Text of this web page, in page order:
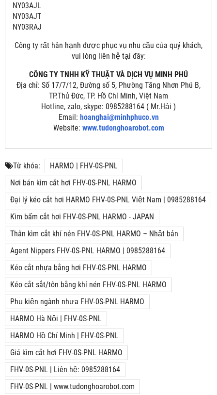
NY03AJL
NY03AJT
NY03RAJ
Công ty rất hân hạnh được phục vụ nhu cầu của quý khách,
vui lòng liên hệ tại đây:
CÔNG TY TNHH KỸ THUẬT VÀ DỊCH VỤ MINH PHÚ
Địa chỉ: Số 17/7/12, Đường số 5, Phường Tăng Nhơn Phú B,
TP.Thủ Đức, TP. Hồ Chí Minh, Việt Nam
Hotline, zalo, skype: 0985288164 ( Mr.Hải )
Email: hoanghai@minhphuco.vn
Website: www.tudonghoarobot.com
Từ khóa:
HARMO | FHV-0S-PNL
Nơi bán kìm cắt hơi FHV-0S-PNL HARMO
Đại lý kéo cắt hơi HARMO FHV-0S-PNL Việt Nam | 0985288164
Kìm bấm cắt hơi FHV-0S-PNL HARMO - JAPAN
Thân kìm cắt khí nén FHV-0S-PNL HARMO – Nhật bản
Agent Nippers FHV-0S-PNL HARMO | 0985288164
Kéo cắt nhựa bằng hơi FHV-0S-PNL HARMO
Kéo cắt sắt/tôn bằng khí nén FHV-0S-PNL HARMO
Phụ kiện ngành nhựa FHV-0S-PNL HARMO
HARMO Hà Nội | FHV-0S-PNL
HARMO Hồ Chí Minh | FHV-0S-PNL
Giá kìm cắt hơi FHV-0S-PNL HARMO
FHV-0S-PNL | Liên hệ: 0985288164
FHV-0S-PNL | www.tudonghoarobot.com